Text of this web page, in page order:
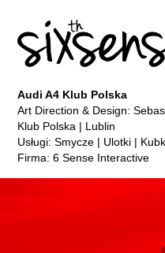
Audi A4 Klub Polska
Art Direction & Design:
Klub Polska | Lublin
Usługi: Smycze | Ulotki |
Firma: 6 Sense Interactive